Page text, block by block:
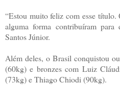
“Estou muito feliz com esse título.
alguma forma contribuíram para
Santos Júnior.
Além deles, o Brasil conquistou
(60kg) e bronzes com Luiz
(73kg) e Thiago Chiodi (90kg).